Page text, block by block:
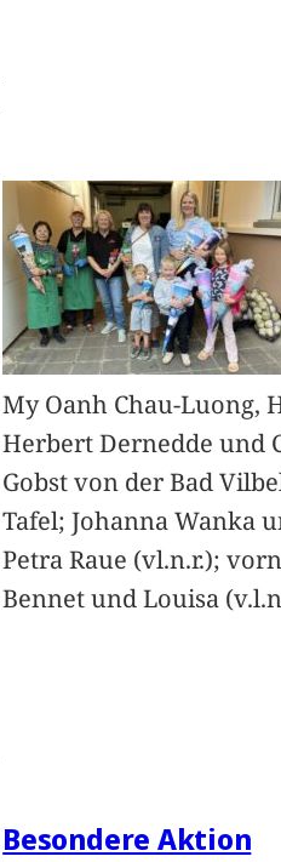
My Oanh Chau-Luong,
Herbert Dernedde und
Gobst von der Bad
Tafel; Johanna Wanka
Petra Raue (vl.n.r.);
Bennet und Louisa
Besondere Aktion